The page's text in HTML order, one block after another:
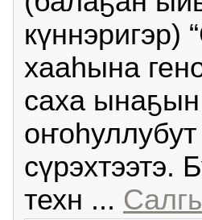
күннэригэр)
хааһына
саха ынаҕын
сүрэхтээтэ.
техн ...